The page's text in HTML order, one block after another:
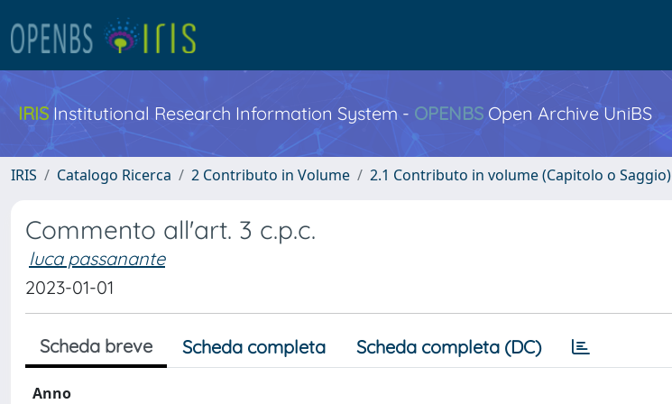
IRIS Institutional Research Information System - OPENBS Open Archive UniBS
IRIS Catalogo Ricerca 2 Contributo in Volume 2.1 Contributo in volume (Capitolo o Saggio)
Commento all'art. 3 c.p.c.
luca passanante
2023-01-01
Scheda breve Scheda completa Scheda completa (DC)
Anno